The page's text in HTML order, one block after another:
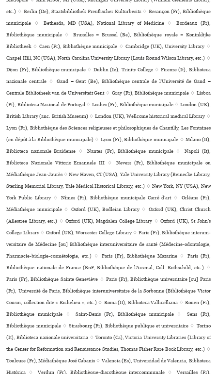
etc.) ♢ Berlin (De), Staatsbibliothek Preußischer Kulturbesitz ♢ Besançon (Fr), Bibliothèque
muni­ci­pale ♢ Bethesda, MD (USA), National Library of Medicine ♢ Bordeaux (Fr),
Bibliothèque muni­ci­pale ♢ Bruxelles = Brussel (Be), Bibliothèque royale = Koninklijke
Bibliotheek ♢ Caen (Fr), Bibliothèque muni­ci­pale ♢ Cambridge (UK), University Library ♢
Chapel Hill, NC (USA), North Carolina University Library (Louis Round Wilson Library, etc.) ♢
Dijon (Fr), Bibliothèque muni­ci­pale ♢ Dublin (Ie), Trinity College ♢ Firenze (It), Biblioteca
nazio­nale cen­trale ♢ Gand = Gent (Be), Bibliothèque centrale de l’Université de Gand =
Centrale Bibliotheek van de Universiteit Gent ♢ Gray (Fr), Bibliothèque muni­ci­pale ♢ Lisboa
(Pt), Biblioteca Nacional de Portugal ♢ Loches (Fr), Bibliothèque muni­ci­pale ♢ London (UK),
British Library (anc. British Museum) ♢ London (UK), Wellcome his­to­ri­cal medi­cal Library ♢
Lyon (Fr), Bibliothèque des Sciences reli­gieu­ses et phi­lo­so­phi­ques de Chantilly, Les Fontaines
(en dépôt à la Bibliothèque muni­ci­pale) ♢ Lyon (Fr), Bibliothèque muni­ci­pale ♢ Milano (It),
Biblioteca nazio­nale Braidense ♢ Nantes (Fr), Bibliothèque muni­ci­pale ♢ Napoli (It),
Biblioteca Nazionale Vittorio Emanuele III ♢ Nevers (Fr), Bibliothèque muni­ci­pale ou
Médiathèque Jean-Jaurès ♢ New Haven, CT (USA), Yale University Library (Beinecke Library,
Sterling Memorial Library, Yale Medical Historical Library, etc.) ♢ New York, NY (USA), New
York Public Library ♢ Nîmes (Fr), Bibliothèque muni­ci­pale Carré d’art ♢ Orléans (Fr),
Médiathèque muni­ci­pale ♢ Oxford (UK), Bodleian Library ♢ Oxford (UK), Christ Church
(Allestree Library, etc.) ♢ Oxford (UK), Magdalen College Library ♢ Oxford (UK), St John’s
College Library ♢ Oxford (UK), Worcester College Library ♢ Paris (Fr), Bibliothèque inte­ru­ni­
ver­si­taire de Médecine [ou] Bibliothèque inte­ru­ni­ver­si­taire de santé (Médecine-odon­to­lo­gie,
Pharmacie-bio­lo­gie-cos­mé­to­lo­gie, etc.) ♢ Paris (Fr), Bibliothèque Mazarine ♢ Paris (Fr),
Bibliothèque nationale de France (BnF, Bibliothèque de l’Arsenal, Coll. Rothschild, etc.) ♢
Paris (Fr), Bibliothèque Sainte Geneviève ♢ Paris (Fr), Bibliothèque uni­ver­si­taire [ou] Paris
(Fr), Université de Paris, Bibliothèque inte­ru­ni­ver­si­taire de la Sorbonne (Bibliothèque Victor
Cousin, collection dite « Richelieu », etc.) ♢ Roma (It), Biblioteca Vallicelliana ♢ Rouen (Fr),
Bibliothèque muni­ci­pale ♢ Saint-Denis (Fr), Bibliothèque muni­ci­pale ♢ Sens (Fr),
Bibliothèque muni­ci­pale ♢ Strasbourg (Fr), Bibliothèque publi­que et uni­ver­si­taire ♢ Torino
(It), Biblioteca nazio­nale uni­ver­si­ta­ria ♢ Toronto (Ca), Victoria University Libraries (Library of
the Center for Reformation and Renaissance Studies, Thomas Fisher Rare Book Library, etc.) ♢
Toulouse (Fr), Médiathèque José Cabanis ♢ Valencia (Es), Universidad de Valencia, Biblioteca
Histórica ♢ Verdun (Fr), Bibliothèque-dis­co­thè­que inter­com­mu­nale ♢ Versailles (Fr),